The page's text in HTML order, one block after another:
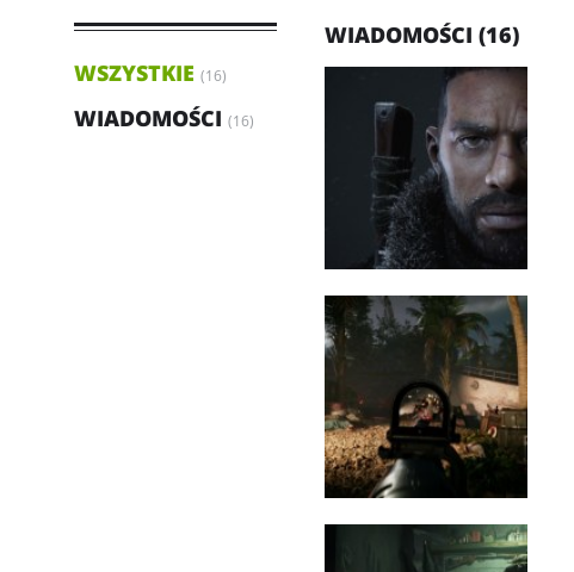
WSZYSTKIE (16)
WIADOMOŚCI (16)
WIADOMOŚCI (16)